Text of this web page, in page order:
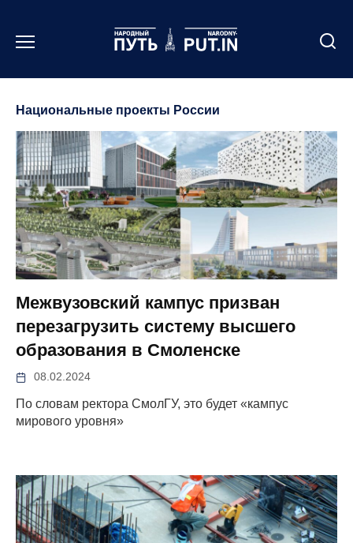
содержанию
Национальные проекты России
Межвузовский кампус призван
перезагрузить систему высшего
образования в Смоленске
08.02.2024
По словам ректора СмолГУ, это будет «кампус
мирового уровня»